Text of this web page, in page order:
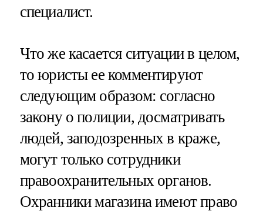
специалист.
Что же касается ситуации в целом,
то юристы ее комментируют
следующим образом: согласно
закону о полиции, досматривать
людей, заподозренных в краже,
могут только сотрудники
правоохранительных органов.
Охранники магазина имеют право